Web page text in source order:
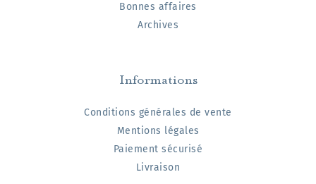
Bonnes affaires
Archives
Informations
Conditions générales de vente
Mentions légales
Paiement sécurisé
Livraison